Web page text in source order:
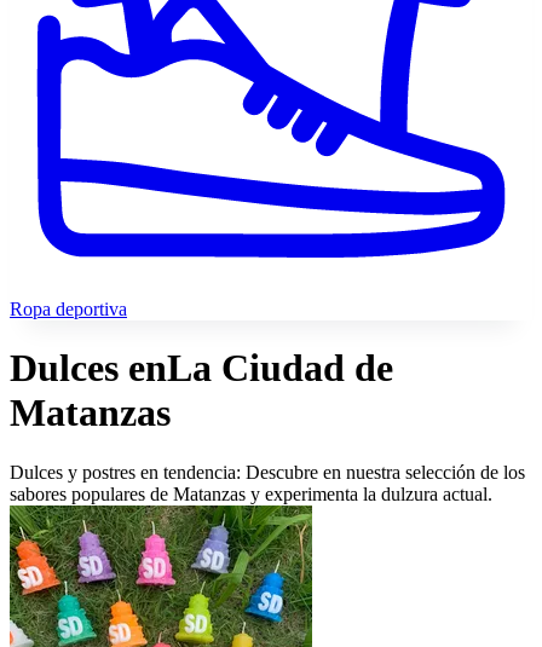
Ropa deportiva
Dulces enLa Ciudad de
Matanzas
Dulces y postres en tendencia: Descubre en nuestra selección de los
sabores populares de Matanzas y experimenta la dulzura actual.